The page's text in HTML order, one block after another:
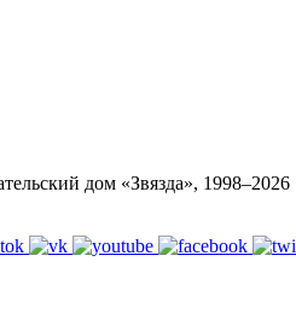
дом «Звязда», 1998–2026